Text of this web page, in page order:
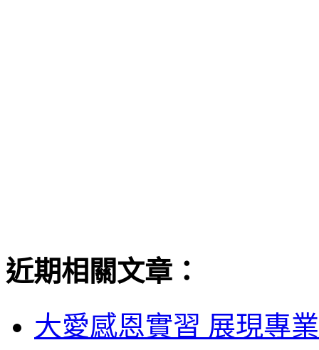
近期相關文章：
大愛感恩實習 展現專